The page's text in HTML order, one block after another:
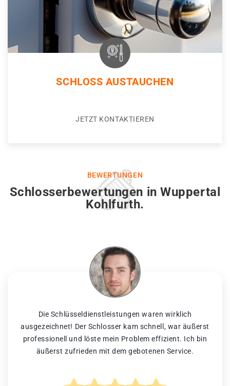
SCHLOSS AUSTAUCHEN
JETZT KONTAKTIEREN
BEWERTUNGEN
Schlosserbewertungen in Wuppertal
Kohlfurth.
Die Schlüsseldienstleistungen waren wirklich
ausgezeichnet! Der Schlosser kam schnell, war äußerst
professionell und löste mein Problem effizient. Ich bin
äußerst zufrieden mit dem gebotenen Service.